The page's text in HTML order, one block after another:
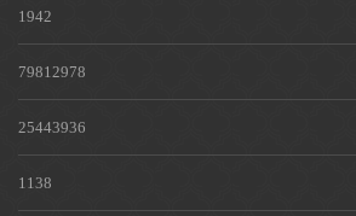
1942
79812978
25443936
1138